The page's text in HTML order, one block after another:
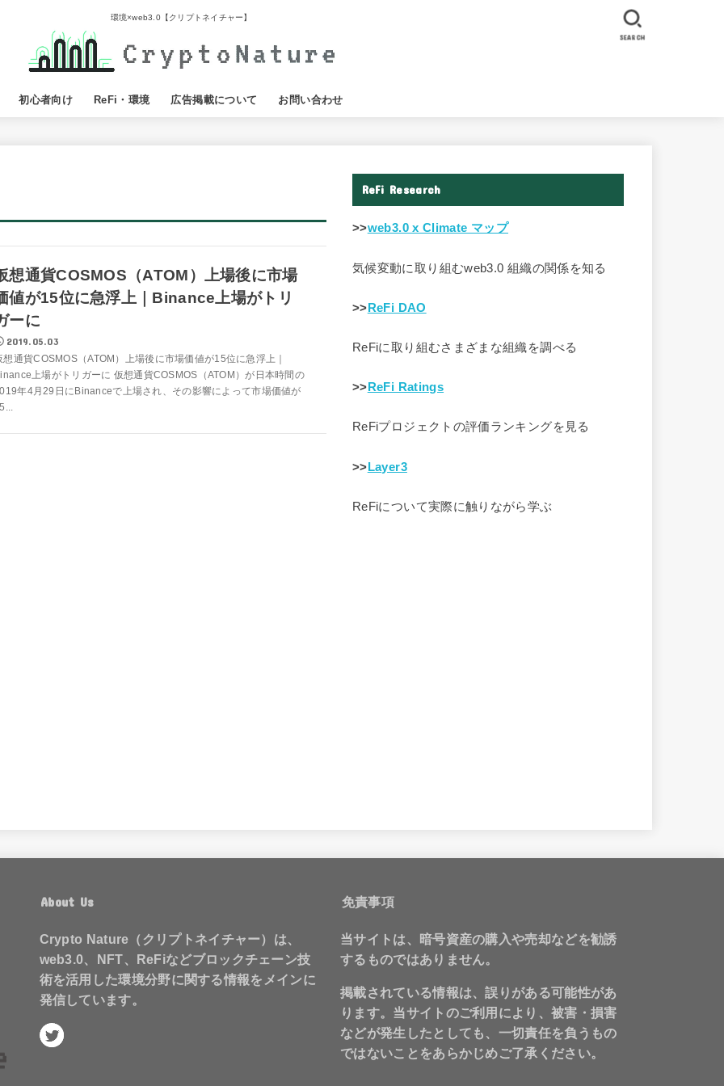
環境×web3.0【クリプトネイチャー】
初心者向け ReFi・環境 広告掲載について お問い合わせ
SEARCH
想通貨COSMOS（ATOM）上場後に市場
値が15位に急浮上｜Binance上場がトリ
ーに
2019.05.03
想通貨COSMOS（ATOM）上場後に市場価値が15位に急浮上｜
上場がトリガーに 仮想通貨COSMOS（ATOM）が日本時間の
年4月29日にBinanceで上場され、その影響によって市場価値が
ReFi Research
>>web3.0 x Climate マップ
気候変動に取り組むweb3.0 組織の関係を知る
>> ReFi DAO
ReFiに取り組むさまざまな組織を調べる
>> ReFi Ratings
ReFiプロジェクトの評価ランキングを見る
>>Layer3
ReFiについて実際に触りながら学ぶ
About Us
Crypto Nature（クリプトネイチャー）は、
web3.0、NFT、ReFiなどブロックチェーン技
術を活用した環境分野に関する情報をメインに
発信しています。
免責事項
当サイトは、暗号資産の購入や売却などを勧誘
するものではありません。
掲載されている情報は、誤りがある可能性があ
ります。当サイトのご利用により、被害・損害
などが発生したとしても、一切責任を負うもの
ではないことをあらかじめご了承ください。